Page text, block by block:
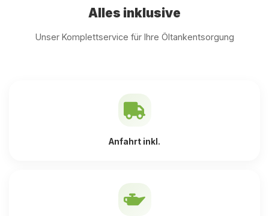
Alles inklusive
Unser Komplettservice für Ihre Öltankentsorgung
Anfahrt inkl.